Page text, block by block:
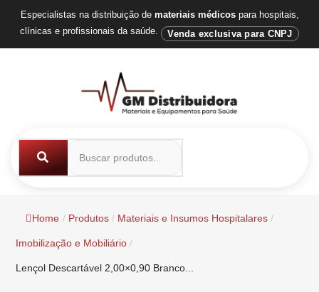
Especialistas na distribuição de materiais médicospara hospitais,
clínicas e profissionais da saúde.
Venda exclusiva para CNPJ
Home / Produtos / Materiais e Insumos Hospitalares /
Imobilização e Mobiliário /
Lençol Descartável 2,00×0,90 Branco...